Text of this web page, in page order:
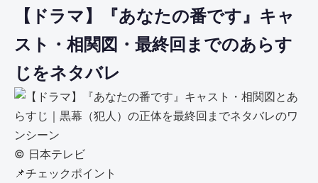
【ドラマ】『あなたの番です』キャ
スト・相関図・最終回までのあらす
じをネタバレ
©︎ 日本テレビ
📌チェックポイント